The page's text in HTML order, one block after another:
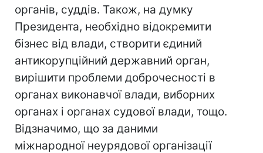
органів, суддів. Також, на думку
Президента, необхідно відокремити
бізнес від влади, створити єдиний
антикорупційний державний орган,
вирішити проблеми доброчесності в
органах виконавчої влади, виборних
органах і органах судової влади, тощо.
Відзначимо, що за даними
міжнародної неурядової організації